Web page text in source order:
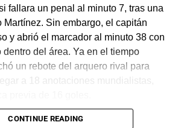
fallara un penal al minuto 7, tras una
Martínez. Sin embargo, el capitán
y abrió el marcador al minuto 38 con
del área. Ya en el tiempo
un rebote del arquero rival para
a 18 anotaciones mundialistas,
el conjunto dirigido por Lionel Scaloni
CONTINUE READING